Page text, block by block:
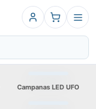
Campanas LED UFO